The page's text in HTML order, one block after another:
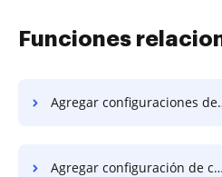
Funciones
Agregar configuraciones de campo PDF en LG
Agregar configuración de campo PDF en Google Pixel